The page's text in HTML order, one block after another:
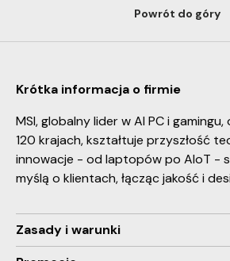
Powrót do góry
Krótka informacja o firmie
MSI, globalny lider w AI PC i
120 krajach, kształtuje przyszłość
innowacje - od laptopów po AIoT -
myślą o klientach, łącząc jakość i
Zasady i warunki